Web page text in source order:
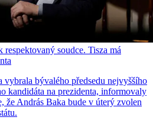
soudce. Tisza má
vybrala bývalého předsedu nejvyššího
kandidáta na prezidenta, informovaly
že András Baka bude v úterý zvolen